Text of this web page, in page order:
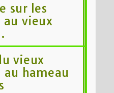
sur les
au vieux
vieux
au hameau